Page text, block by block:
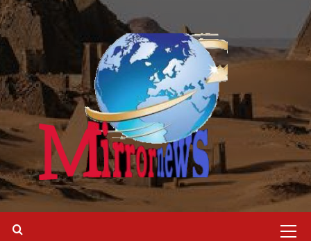
تخطي
إلى
المحتوى
الرئيسية